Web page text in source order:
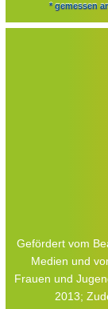
* gemessen
Gefördert vom
Medien und
Frauen und
2013;